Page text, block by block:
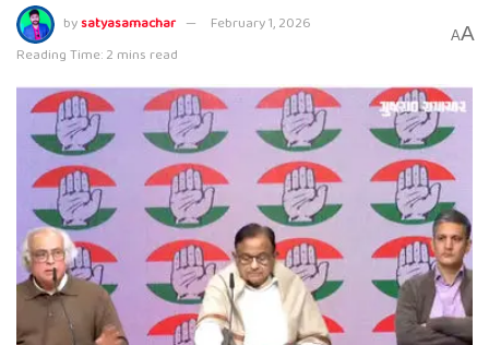
bysatyasamachar
February 1, 2026
Reading Time: 2 mins read
AA